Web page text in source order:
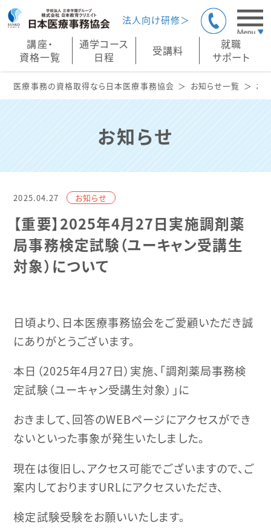
講座・
資格一覧
通学コース
日程
受講料
就職
サポート
法人向け研修＞
医療事務の資格取得なら日本医療事務協会 お知らせ一覧 お
お知らせ
2025.04.27 お知らせ
【重要】2025年4月27日実施調剤薬
局事務検定試験（ユーキャン受講生
対象）について
日頃より、日本医療事務協会をご愛顧いただき誠
にありがとうございます。
本日（2025年4月27日）実施、「調剤薬局事務検
定試験（ユーキャン受講生対象）」に
おきまして、回答のWEBページにアクセスができ
ないといった事象が発生いたしました。
現在は復旧し、アクセス可能でございますので、ご
案内しておりますURLにアクセスいただき、
検定試験受験をお願いいたします。